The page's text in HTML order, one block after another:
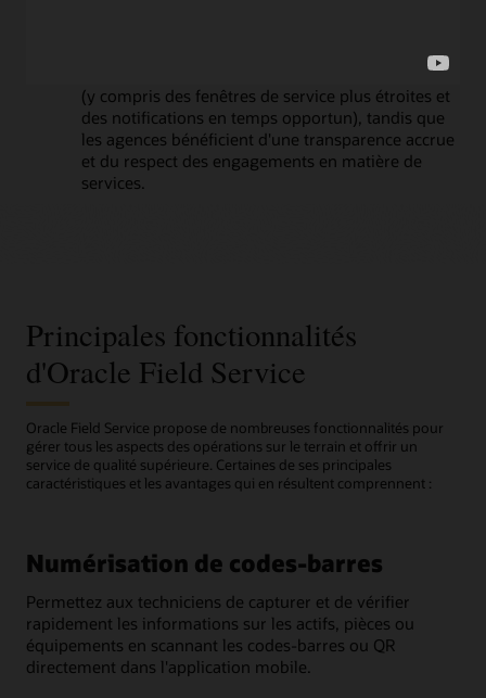
suivi GPS et aux mises à jour de statut en temps
réel. Les citoyens bénéficient d'un meilleur service
(y compris des fenêtres de service plus étroites et
des notifications en temps opportun), tandis que
les agences bénéficient d'une transparence accrue
et du respect des engagements en matière de
services.
Principales fonctionnalités
d'Oracle Field Service
Oracle Field Service propose de nombreuses fonctionnalités pour
gérer tous les aspects des opérations sur le terrain et offrir un
service de qualité supérieure. Certaines de ses principales
caractéristiques et les avantages qui en résultent comprennent :
Numérisation de codes-barres
Permettez aux techniciens de capturer et de vérifier
rapidement les informations sur les actifs, pièces ou
équipements en scannant les codes-barres ou QR
directement dans l'application mobile.